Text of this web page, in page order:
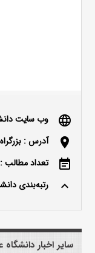
language وب سایت
location_on آدرس :
event_note تعداد مطالب :
keyboard_arrow_up رتبه‌بندی
سایر اخبار